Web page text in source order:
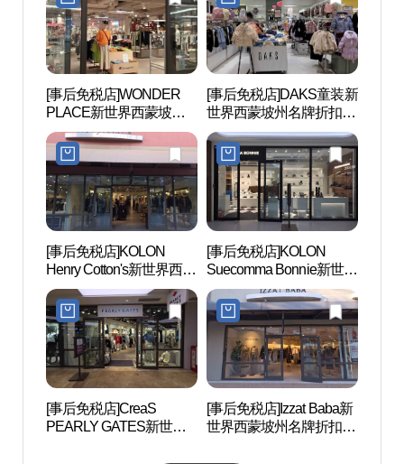
렛 파주점)
울렛 파주점)
[事后免税店]WONDER
PLACE新世界西蒙坡州
名牌折扣购物中心(원더
플레이스 신세계사이먼
프리미엄아울렛 파주점)
[事后免税店]DAKS童装新
世界西蒙坡州名牌折扣购
物中心(닥스키즈 신세계
사이먼프리미엄아울렛
파주점)
[事后免税店]KOLON
Henry Cotton's新世界西蒙
坡州名牌折扣购物中心
(헨리코튼 신세계사이먼
프리미엄아울렛 파주점)
[事后免税店]KOLON
Suecomma Bonnie新世界
西蒙坡州名牌折扣购物中
心(슈콤마보니 신세계사
이먼프리미엄아울렛 파
주점)
[事后免税店]CreaS
PEARLY GATES新世界
[事后免税店]Izzat Baba新
世界西蒙坡州名牌折扣购